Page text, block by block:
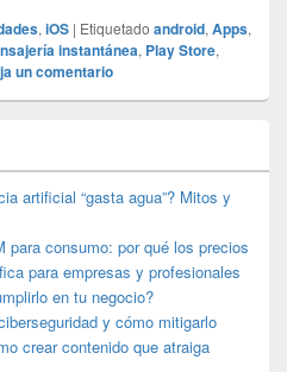
, iOS | Etiquetado android, Apps,
instantánea, Play Store,
un comentario
artificial “gasta agua”? Mitos y
para consumo: por qué los precios
para empresas y profesionales
en tu negocio?
y cómo mitigarlo
crear contenido que atraiga